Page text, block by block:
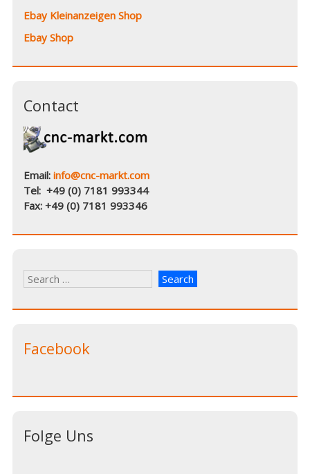
Ebay Kleinanzeigen Shop
Ebay Shop
Contact
Email:info@cnc-markt.com
Tel: +49 (0) 7181 993344
Fax: +49 (0) 7181 993346
Facebook
Folge Uns